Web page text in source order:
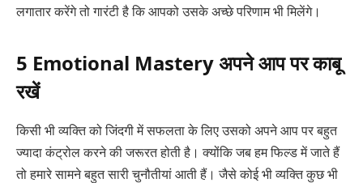
लगातार करेंगे तो गारंटी है कि आपको उसके अच्छे परिणाम भी मिलेंगे।
5 Emotional Mastery अपने आप पर काबू
रखें
किसी भी व्यक्ति को जिंदगी में सफलता के लिए उसको अपने आप पर बहुत
ज्यादा कंट्रोल करने की जरूरत होती है। क्योंकि जब हम फिल्ड में जाते हैं
तो हमारे सामने बहुत सारी चुनौतीयां आती हैं। जैसे कोई भी व्यक्ति कुछ भी